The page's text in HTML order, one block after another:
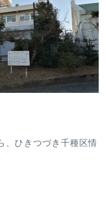
、ひきつづき千種区情